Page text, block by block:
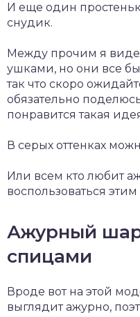
И еще один
снудик.
Между прочим я
ушками, но они все
так что скоро
обязательно
понравится такая
В серых оттенках
Или всем кто любит
воспользоваться
Ажурный
спицами
Вроде вот на этой
выглядит ажурно,